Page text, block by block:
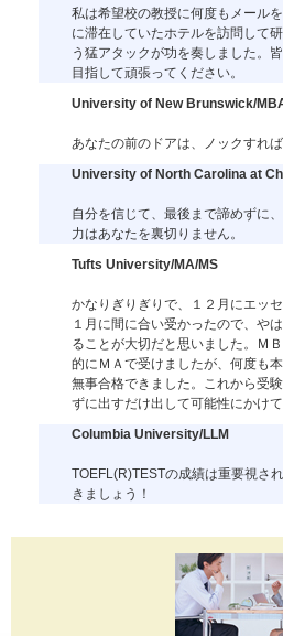
私は希望校の教授に何度もメール
に滞在していたホテルを訪問して
う猛アタックが功を奏しました。
目指して頑張ってください。
University of New Brunswick/
あなたの前のドアは、ノックすれ
University of North Carolina at
自分を信じて、最後まで諦めずに
力はあなたを裏切りません。
Tufts University/MA/MS
かなりぎりぎりで、１２月にエッ
１月に間に合い受かったので、や
ることが大切だと思いました。Ｍ
的にＭＡで受けましたが、何度も
無事合格できました。これから受
ずに出すだけ出して可能性にかけて
Columbia University/LLM
TOEFL(R)TESTの成績は重要視さ
きましょう！